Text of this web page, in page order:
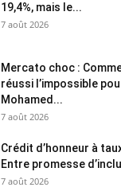
19,4%, mais le...
7 août 2026
Mercato choc :
réussi l’impossible
Mohamed...
7 août 2026
Crédit d’honneur à
Entre promesse
7 août 2026